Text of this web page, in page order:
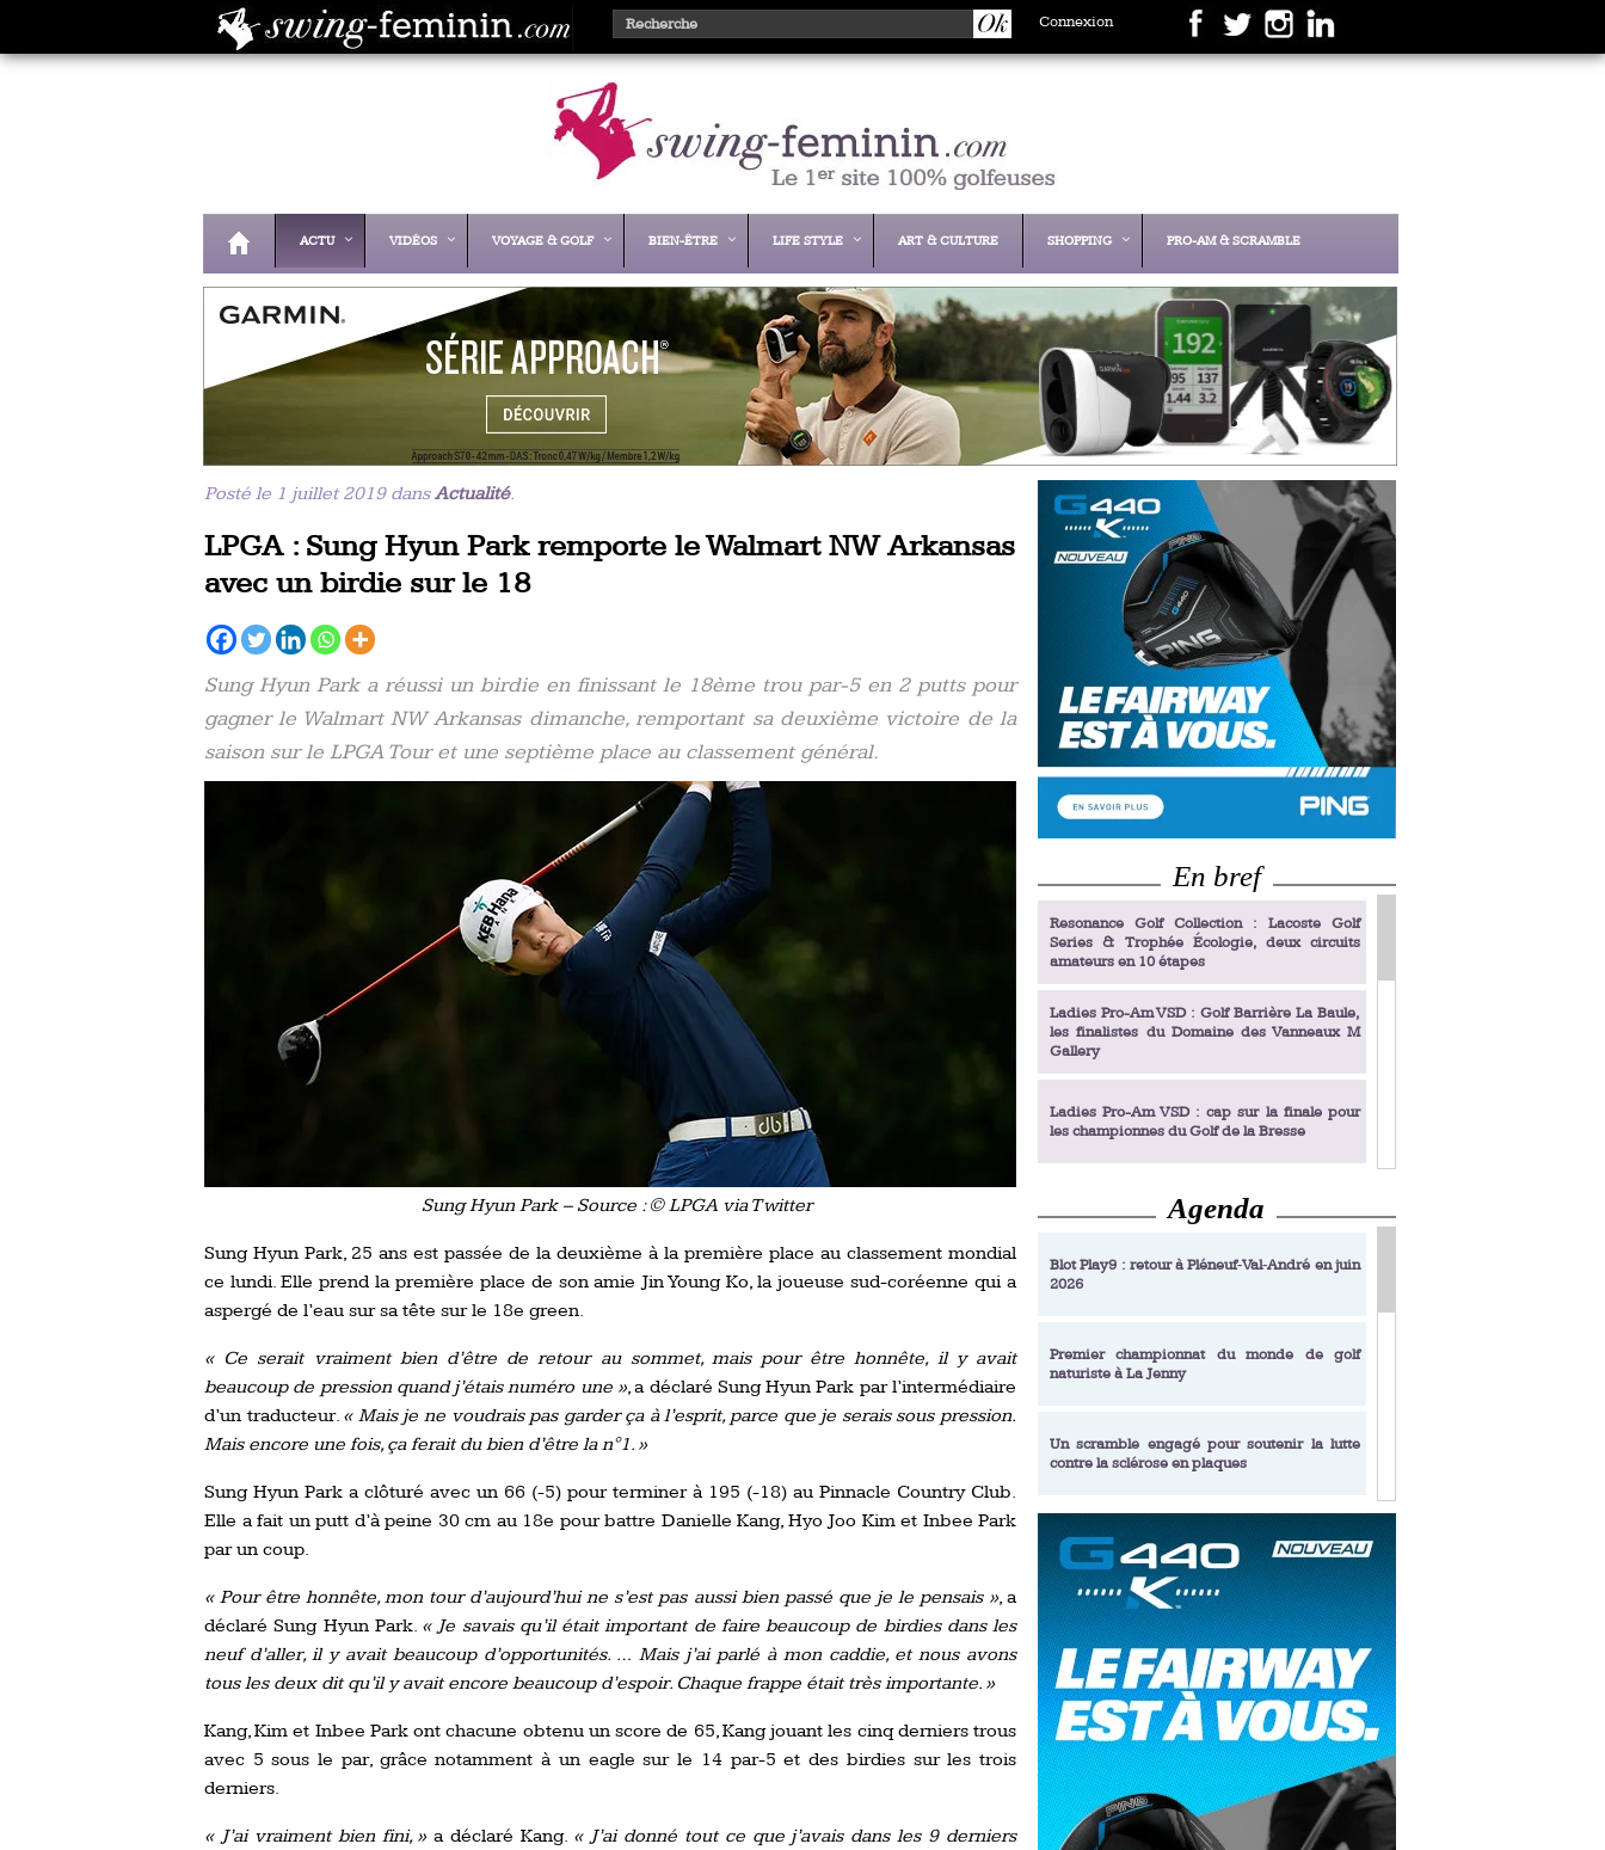
Connexion
ACTU VIDÉOS VOYAGE & GOLF BIEN-ÊTRE LIFE STYLE ART & CULTURE SHOPPING PRO-AM & SCRAMBLE
Posté le 1 juillet 2019 dansActualité.
LPGA : Sung Hyun Park remporte le Walmart NW Arkansas
avec un birdie sur le 18
Sung Hyun Park a réussi un birdie en finissant le 18ème trou par-5 en 2 putts pour
gagner le Walmart NW Arkansas dimanche, remportant sa deuxième victoire de la
saison sur le LPGA Tour et une septième place au classement général.
Sung Hyun Park – Source : © LPGA via Twitter
Sung Hyun Park, 25 ans est passée de la deuxième à la première place au classement mondial
ce lundi. Elle prend la première place de son amie Jin Young Ko, la joueuse sud-coréenne qui a
aspergé de l’eau sur sa tête sur le 18e green.
« Ce serait vraiment bien d’être de retour au sommet, mais pour être honnête, il y avait
beaucoup de pression quand j’étais numéro une », a déclaré Sung Hyun Park par l’intermédiaire
d’un traducteur. « Mais je ne voudrais pas garder ça à l’esprit, parce que je serais sous pression.
Mais encore une fois, ça ferait du bien d’être la n°1. »
Sung Hyun Park a clôturé avec un 66 (-5) pour terminer à 195 (-18) au Pinnacle Country Club.
Elle a fait un putt d’à peine 30 cm au 18e pour battre Danielle Kang, Hyo Joo Kim et Inbee Park
par un coup.
« Pour être honnête, mon tour d’aujourd’hui ne s’est pas aussi bien passé que je le pensais », a
déclaré Sung Hyun Park. « Je savais qu’il était important de faire beaucoup de birdies dans les
neuf d’aller, il y avait beaucoup d’opportunités. … Mais j’ai parlé à mon caddie, et nous avons
tous les deux dit qu’il y avait encore beaucoup d’espoir. Chaque frappe était très importante. »
Kang, Kim et Inbee Park ont chacune obtenu un score de 65, Kang jouant les cinq derniers trous
avec 5 sous le par, grâce notamment à un eagle sur le 14 par-5 et des birdies sur les trois
derniers.
« J’ai vraiment bien fini, » a déclaré Kang. « J’ai donné tout ce que j’avais dans les 9 derniers
En bref
Resonance Golf Collection : Lacoste Golf
Series & Trophée Écologie, deux circuits
amateurs en 10 étapes
Ladies Pro-Am VSD : Golf Barrière La Baule,
les finalistes du Domaine des Vanneaux M
Gallery
Ladies Pro-Am VSD : cap sur la finale pour
les championnes du Golf de la Bresse
Ladies Pro-Am VSD : Golf du Prieuré, elles
décrochent leur billet pour la finale
Enfin un livre de golf pensé pour les femmes
Ladies Pro-Am VSD : les premières
Académie Golf Barrière Julien Xanthopoulos,
Amundi Evian Championship, de nouvelles
expériences immersives
Tiger Woods se retire du Genesis Invitational
Evian Resort Golf Club : Saison 2 du
Programme Performance
Agenda
Blot Play9 : retour à Pléneuf‑Val‑André en juin
2026
Premier championnat du monde de golf
naturiste à La Jenny
Un scramble engagé pour soutenir la lutte
contre la sclérose en plaques
Resonance Golf Collection : Lacoste Golf
Series & Trophée Écologie, deux circuits
amateurs en 10 étapes
Royal Air Maroc Golf & Padel Cup : le nouvel
event sport et networking
LPGA Tour 2026 : une saison record pour le
golf féminin
Ladies European Tour 2026 : une saison
historique sur cinq continents